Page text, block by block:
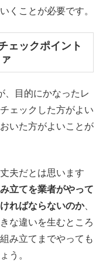
くことが必要です。
ェックポイント
、目的にかなったレ
ェックした方がよい
いた方がよいことが
夫だとは思います
立てを業者がやって
ればならないのか、
な違いを生むところ
み立てまでやっても
う。